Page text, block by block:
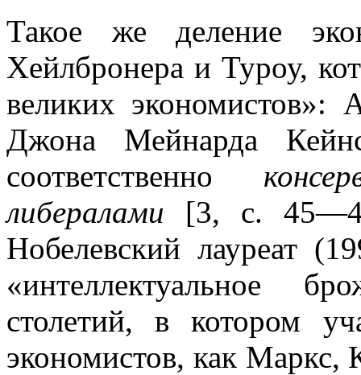
Такое же деление
Хейлбронера и Туроу,
великих
Джона Мейнарда
соответственно
либералами [3, с.
Нобелевский лауреат
«интеллектуальное
столетий, в котором
экономистов, как